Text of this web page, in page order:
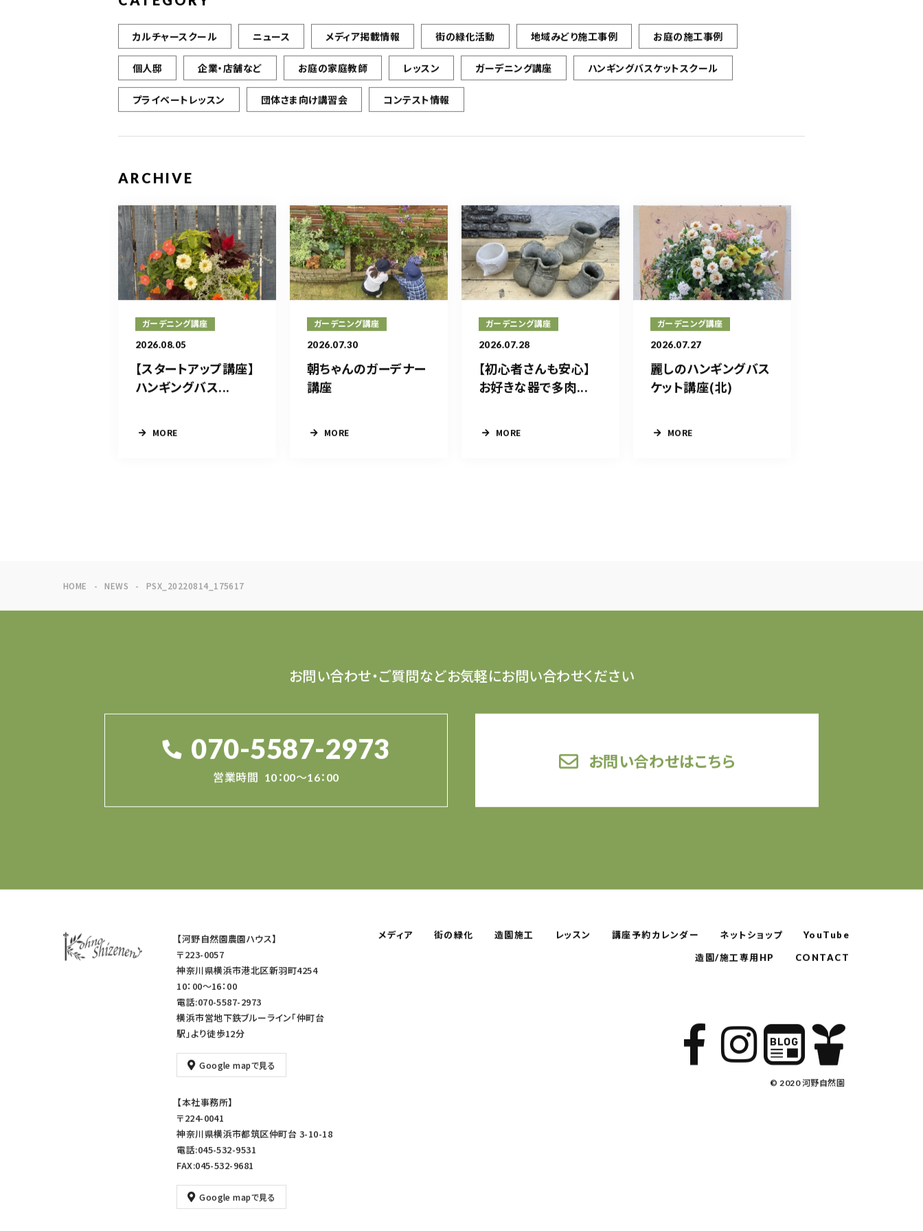
カルチャースクール ニュース メディア掲載情報 街の緑化活動 地域みどり施工事例 お庭の施工事例
個人邸 企業・店舗など お庭の家庭教師 レッスン ガーデニング講座 ハンギングバスケットスクール
プライベートレッスン 団体さま向け講習会 コンテスト情報
ARCHIVE
ガーデニング講座
2026.08.05
【スタートアップ講座】
ハンギングバス...
MORE
ガーデニング講座
2026.07.30
朝ちゃんのガーデナー
講座
MORE
ガーデニング講座
2026.07.28
【初心者さんも安心】
お好きな器で多肉...
MORE
ガーデニング講座
2026.07.27
麗しのハンギングバス
ケット講座(北)
MORE
HOME NEWS PSX_20220814_175617
お問い合わせ・ご質問などお気軽にお問い合わせください
070-5587-2973
営業時間 10：00～16：00
お問い合わせはこちら
【河野自然園農園ハウス】
〒223-0057
神奈川県横浜市港北区新羽町4254
10：00～16：00
電話:070-5587-2973
横浜市営地下鉄ブルーライン「仲町台
駅」より徒歩12分
Google mapで見る
【本社事務所】
〒224-0041
神奈川県横浜市都筑区仲町台 3-10-18
電話:045-532-9531
FAX:045-532-9681
Google mapで見る
メディア 街の緑化 造園施工 レッスン 講座予約カレンダー ネットショップ YouTube
造園/施工専用HP CONTACT
© 2020 河野自然園